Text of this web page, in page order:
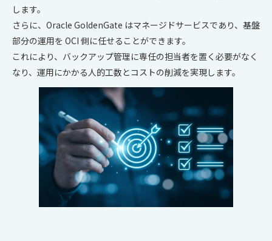
します。
さらに、Oracle GoldenGate はマネージドサービスであり、基盤
部分の運用を OCI 側に任せることができます。
これにより、バックアップ管理に専任の担当者を置く必要がなく
なり、運用にかかる人的工数とコストの削減を実現します。